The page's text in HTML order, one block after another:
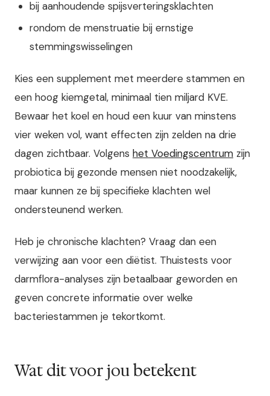
bij aanhoudende spijsverteringsklachten
rondom de menstruatie bij ernstige
stemmingswisselingen
Kies een supplement met meerdere stammen en
een hoog kiemgetal, minimaal tien miljard KVE.
Bewaar het koel en houd een kuur van minstens
vier weken vol, want effecten zijn zelden na drie
dagen zichtbaar. Volgens het Voedingscentrum zijn
probiotica bij gezonde mensen niet noodzakelijk,
maar kunnen ze bij specifieke klachten wel
ondersteunend werken.
Heb je chronische klachten? Vraag dan een
verwijzing aan voor een diëtist. Thuistests voor
darmflora-analyses zijn betaalbaar geworden en
geven concrete informatie over welke
bacteriestammen je tekortkomt.
Wat dit voor jou betekent